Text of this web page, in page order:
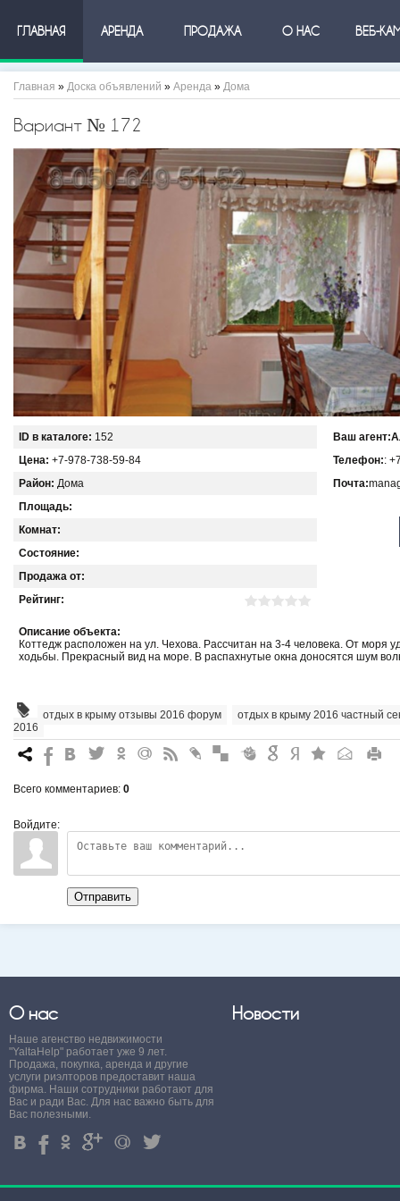
ГЛАВНАЯ АРЕНДА ПРОДАЖА О НАС ВЕБ-
Главная » Доска объявлений » Аренда » Дома
Вариант № 172
ID в каталоге: 152
Цена: +7-978-738-59-84
Район: Дома
Площадь:
Комнат:
Состояние:
Продажа от:
Рейтинг:
Ваш агент:
Телефон::
Почта:
Описание объекта:
Коттедж расположен на ул. Чехова. Рассчитан на 3-4 человека. От моря
ходьбы. Прекрасный вид на море. В распахнутые окна доносятся шум
отдых в крыму отзывы 2016 форум
отдых в крыму 2016 частный
2016
7 % 4 3 . + 0 * # " & 6 Q P R
Всего комментариев: 0
Войдите:
Отправить
О нас
Наше агенство недвижимости
"YaltaHelp" работает уже 9 лет.
Продажа, покупка, аренда и другие
услуги риэлторов предоставит наша
фирма. Наши сотрудники работают для
Вас и ради Вас. Для нас важно быть для
Вас полезными.
4 % . ' + 3
Новости